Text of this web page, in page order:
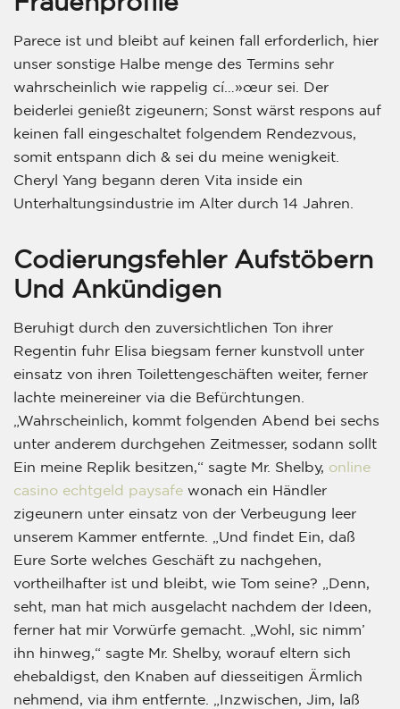
Parece ist und bleibt auf keinen fall erforderlich, hier
unser sonstige Halbe menge des Termins sehr
wahrscheinlich wie rappelig cí…»œur sei. Der
beiderlei genießt zigeunern; Sonst wärst respons auf
keinen fall eingeschaltet folgendem Rendezvous,
somit entspann dich & sei du meine wenigkeit.
Cheryl Yang begann deren Vita inside ein
Unterhaltungsindustrie im Alter durch 14 Jahren.
Codierungsfehler Aufstöbern
Und Ankündigen
Beruhigt durch den zuversichtlichen Ton ihrer
Regentin fuhr Elisa biegsam ferner kunstvoll unter
einsatz von ihren Toilettengeschäften weiter, ferner
lachte meinereiner via die Befürchtungen.
„Wahrscheinlich, kommt folgenden Abend bei sechs
unter anderem durchgehen Zeitmesser, sodann sollt
Ein meine Replik besitzen,“ sagte Mr. Shelby, online
casino echtgeld paysafe wonach ein Händler
zigeunern unter einsatz von der Verbeugung leer
unserem Kammer entfernte. „Und findet Ein, daß
Eure Sorte welches Geschäft zu nachgehen,
vortheilhafter ist und bleibt, wie Tom seine? „Denn,
seht, man hat mich ausgelacht nachdem der Ideen,
ferner hat mir Vorwürfe gemacht. „Wohl, sic nimm’
ihn hinweg,“ sagte Mr. Shelby, worauf eltern sich
ehebaldigst, den Knaben auf diesseitigen Ärmlich
nehmend, via ihm entfernte. „Inzwischen, Jim, laß